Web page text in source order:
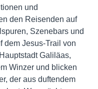
und
den Reisenden auf
Szenebars und
dem Jesus-Trail von
Galiläas,
Winzer und blicken
der aus duftendem